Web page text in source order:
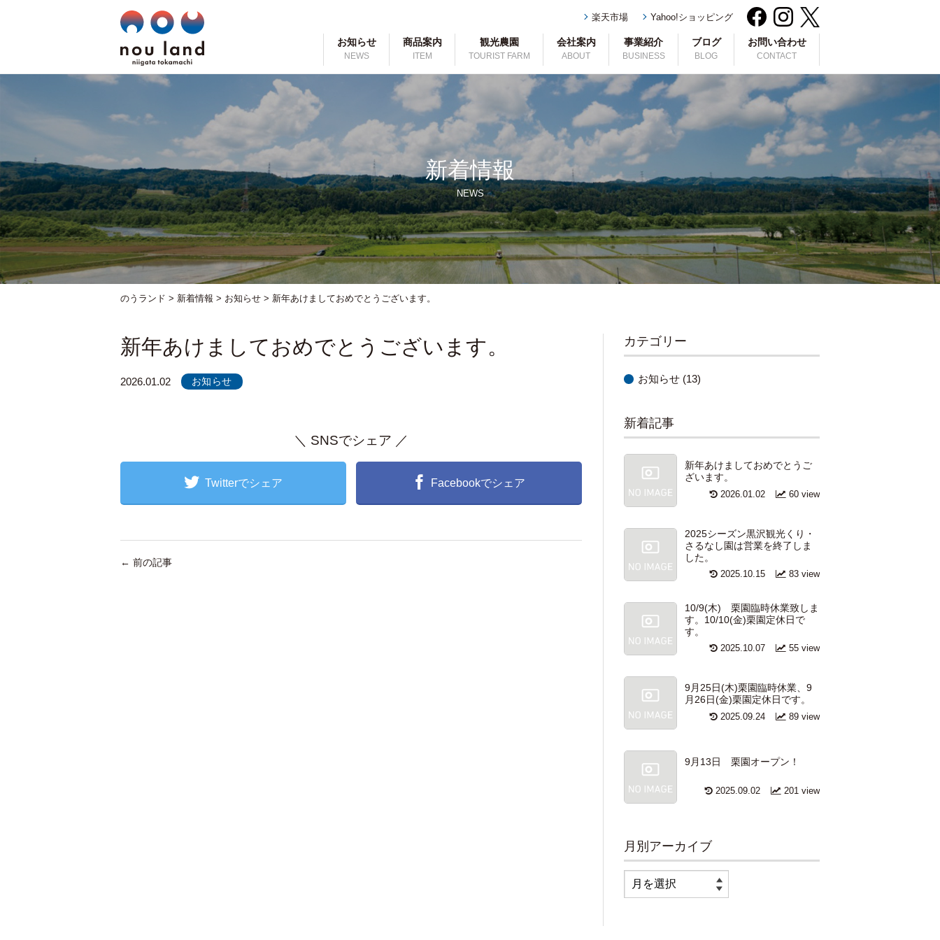
楽天市場 Yahoo!ショッピング
お知らせ
NEWS
商品案内
ITEM
観光農園
TOURIST FARM
会社案内
ABOUT
事業紹介
BUSINESS
ブログ
BLOG
お問い合わせ
CONTACT
新着情報
NEWS
のうランド > 新着情報 > お知らせ > 新年あけましておめでとうございます。
新年あけましておめでとうございます。
2026.01.02 お知らせ
＼ SNSでシェア ／
Twitterでシェア Facebookでシェア
← 前の記事
カテゴリー
お知らせ (13)
新着記事
新年あけましておめでとうご
ざいます。
60 view
2026.01.02
2025シーズン黒沢観光くり・
さるなし園は営業を終了しま
した。
83 view
2025.10.15
10/9(木) 栗園臨時休業致しま
す。10/10(金)栗園定休日で
す。
55 view
2025.10.07
9月25日(木)栗園臨時休業、9
月26日(金)栗園定休日です。
89 view
2025.09.24
9月13日 栗園オープン！
201 view
2025.09.02
月別アーカイブ